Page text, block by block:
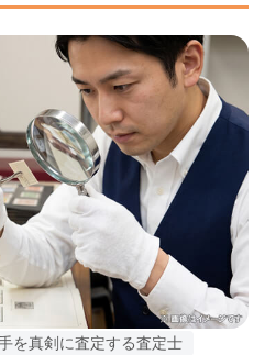
を真剣に査定する査定士